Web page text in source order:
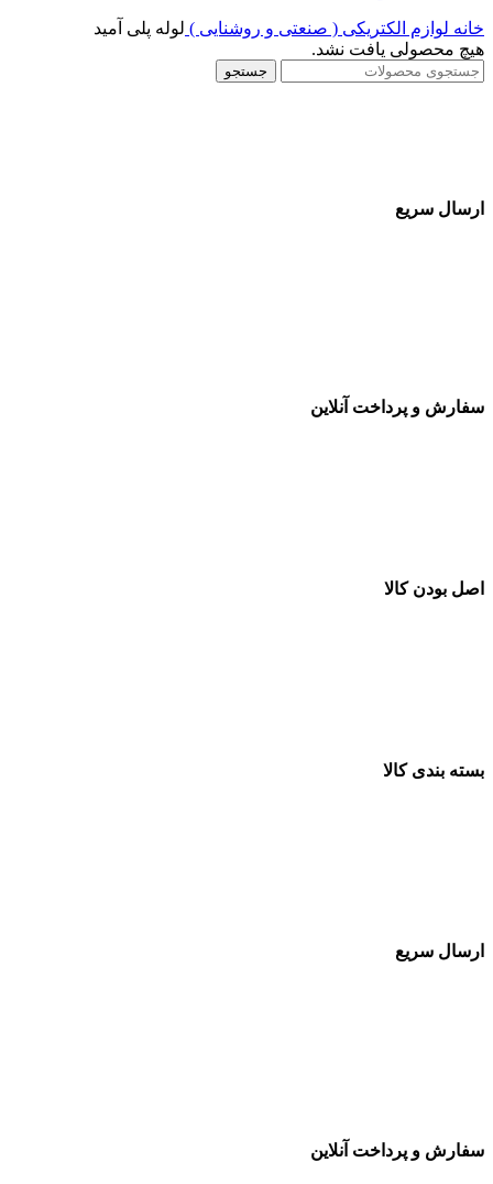
خانه لوازم الکتریکی ( صنعتی و روشنایی ) لوله پلی آمید
هیچ محصولی یافت نشد.
جستجو
ارسال سریع
سفارش و پرداخت آنلاین
اصل بودن کالا
بسته بندی کالا
ارسال سریع
سفارش و پرداخت آنلاین